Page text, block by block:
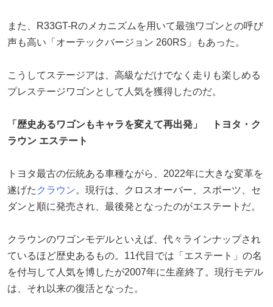
また、R33GT-Rのメカニズムを用いて最強ワゴンとの呼び
声も高い「オーテックバージョン 260RS」もあった。
こうしてステージアは、高級なだけでなく走りも楽しめる
プレステージワゴンとして人気を獲得したのだ。
「歴史あるワゴンもキャラを変えて再出発」 トヨタ・ク
ラウン エステート
トヨタ最古の伝統ある車種ながら、2022年に大きな変革を
遂げた クラウン。現行は、クロスオーバー、スポーツ、セ
ダンと順に発売され、最後発となったのがエステートだ。
クラウンのワゴンモデルといえば、代々ラインナップされ
ているほど歴史あるもの。11代目では「エステート」の名
を付与して人気を博したが2007年に生産終了。現行モデル
は、それ以来の復活となった。